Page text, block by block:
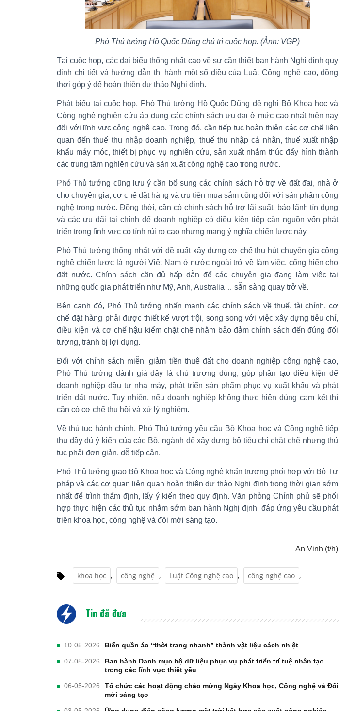
Phó Thủ tướng Hồ Quốc Dũng chủ trì cuộc họp. (Ảnh: VGP)
Tại cuộc họp, các đại biểu thống nhất cao về sự cần thiết ban hành Nghị định quy
định chi tiết và hướng dẫn thi hành một số điều của Luật Công nghệ cao, đồng
thời góp ý để hoàn thiện dự thảo Nghị định.
Phát biểu tại cuộc họp, Phó Thủ tướng Hồ Quốc Dũng đề nghị Bộ Khoa học và
Công nghệ nghiên cứu áp dụng các chính sách ưu đãi ở mức cao nhất hiện nay
đối với lĩnh vực công nghệ cao. Trong đó, cần tiếp tục hoàn thiện các cơ chế liên
quan đến thuế thu nhập doanh nghiệp, thuế thu nhập cá nhân, thuế xuất nhập
khẩu máy móc, thiết bị phục vụ nghiên cứu, sản xuất nhằm thúc đẩy hình thành
các trung tâm nghiên cứu và sản xuất công nghệ cao trong nước.
Phó Thủ tướng cũng lưu ý cần bổ sung các chính sách hỗ trợ về đất đai, nhà ở
cho chuyên gia, cơ chế đặt hàng và ưu tiên mua sắm công đối với sản phẩm công
nghệ trong nước. Đồng thời, cần có chính sách hỗ trợ lãi suất, bảo lãnh tín dụng
và các ưu đãi tài chính để doanh nghiệp có điều kiện tiếp cận nguồn vốn phát
triển trong lĩnh vực có tính rủi ro cao nhưng mang ý nghĩa chiến lược này.
Phó Thủ tướng thống nhất với đề xuất xây dựng cơ chế thu hút chuyên gia công
nghệ chiến lược là người Việt Nam ở nước ngoài trở về làm việc, cống hiến cho
đất nước. Chính sách cần đủ hấp dẫn để các chuyên gia đang làm việc tại
những quốc gia phát triển như Mỹ, Anh, Australia… sẵn sàng quay trở về.
Bên cạnh đó, Phó Thủ tướng nhấn mạnh các chính sách về thuế, tài chính, cơ
chế đặt hàng phải được thiết kế vượt trội, song song với việc xây dựng tiêu chí,
điều kiện và cơ chế hậu kiểm chặt chẽ nhằm bảo đảm chính sách đến đúng đối
tượng, tránh bị lợi dụng.
Đối với chính sách miễn, giảm tiền thuê đất cho doanh nghiệp công nghệ cao,
Phó Thủ tướng đánh giá đây là chủ trương đúng, góp phần tạo điều kiện để
doanh nghiệp đầu tư nhà máy, phát triển sản phẩm phục vụ xuất khẩu và phát
triển đất nước. Tuy nhiên, nếu doanh nghiệp không thực hiện đúng cam kết thì
cần có cơ chế thu hồi và xử lý nghiêm.
Về thủ tục hành chính, Phó Thủ tướng yêu cầu Bộ Khoa học và Công nghệ tiếp
thu đầy đủ ý kiến của các Bộ, ngành để xây dựng bộ tiêu chí chặt chẽ nhưng thủ
tục phải đơn giản, dễ tiếp cận.
Phó Thủ tướng giao Bộ Khoa học và Công nghệ khẩn trương phối hợp với Bộ Tư
pháp và các cơ quan liên quan hoàn thiện dự thảo Nghị định trong thời gian sớm
nhất để trình thẩm định, lấy ý kiến theo quy định. Văn phòng Chính phủ sẽ phối
hợp thực hiện các thủ tục nhằm sớm ban hành Nghị định, đáp ứng yêu cầu phát
triển khoa học, công nghệ và đổi mới sáng tạo.
An Vinh (t/h)
: khoa học , công nghệ , Luật Công nghệ cao , công nghệ cao ,
Tin đã đưa
10-05-2026 Biến quần áo “thời trang nhanh” thành vật liệu cách nhiệt
07-05-2026
Ban hành Danh mục bộ dữ liệu phục vụ phát triển trí tuệ nhân tạo
trong các lĩnh vực thiết yếu
06-05-2026
Tổ chức các hoạt động chào mừng Ngày Khoa học, Công nghệ và Đổi
mới sáng tạo